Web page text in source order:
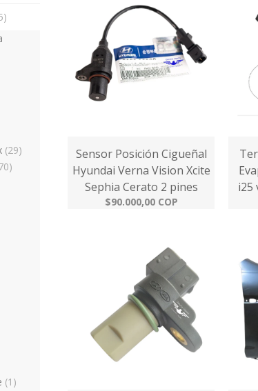
(29)
(1)
Sensor Posición Cigueñal
Hyundai Verna Vision Xcite
Sephia Cerato 2 pines
$90.000,00 COP
i25